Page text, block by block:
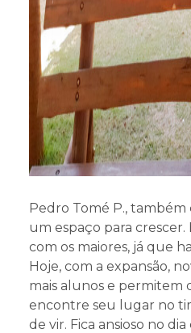
Pedro Tomé P.,
um espaço para crescer.
com os maiores, já que
Hoje, com a expansão,
mais alunos e permitem
encontre seu lugar no
de vir. Fica ansioso no